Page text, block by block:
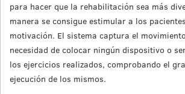
para hacer que la rehabilitación sea más
manera se consigue estimular a los
motivación. El sistema captura el
necesidad de colocar ningún dispositivo o
los ejercicios realizados, comprobando el
ejecución de los mismos.